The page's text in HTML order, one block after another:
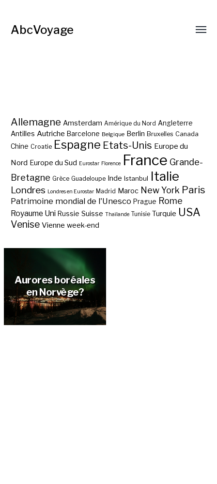
AbcVoyage
Allemagne Amsterdam Amérique du Nord Angleterre
Antilles Autriche Barcelone Belgique Berlin Bruxelles Canada
Chine Croatie Espagne Etats-Unis Europe du
Nord Europe du Sud Eurostar Florence France Grande-
Bretagne Grèce Guadeloupe Inde Istanbul Italie
Londres Londres en Eurostar Madrid Maroc New York Paris
Patrimoine mondial de l'Unesco Prague Rome
Royaume Uni Russie Suisse Thaïlande Tunisie Turquie USA
Venise Vienne week-end
Aurores boréales
en Norvège?